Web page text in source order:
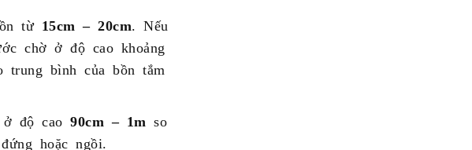
từ 15cm – 20cm . Nếu
chờ ở độ cao khoảng
trung bình của bồn tắm
độ cao 90cm – 1m so
hoặc ngồi.